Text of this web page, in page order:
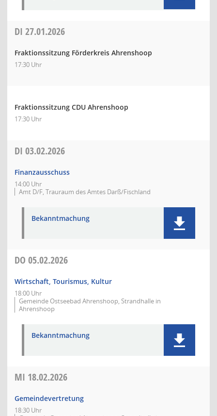
DI 27.01.2026
Fraktionssitzung Förderkreis Ahrenshoop
17:30 Uhr
Fraktionssitzung CDU Ahrenshoop
17:30 Uhr
DI 03.02.2026
Finanzausschuss
14:00 Uhr
Amt D/F, Trauraum des Amtes Darß/Fischland
Bekanntmachung
DO 05.02.2026
Wirtschaft, Tourismus, Kultur
18:00 Uhr
Gemeinde Ostseebad Ahrenshoop, Strandhalle in
Ahrenshoop
Bekanntmachung
MI 18.02.2026
Gemeindevertretung
18:30 Uhr